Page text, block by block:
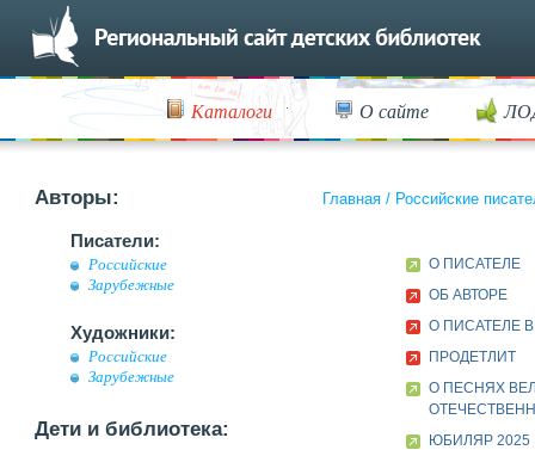
Каталоги О сайте
Авторы:
Писатели:
Российские
Зарубежные
Художники:
Российские
Зарубежные
Дети и библиотека:
Главная / Российские
О ПИСАТЕЛЕ
ОБ АВТОРЕ
О ПИСАТЕЛЕ
ПРОДЕТЛИТ
О ПЕСНЯХ
ЮБИЛЯР 2025